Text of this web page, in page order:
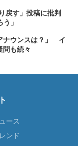
戻す」投稿に批判
」
ナウンスは？」 イ
問も続々
ース
ンド